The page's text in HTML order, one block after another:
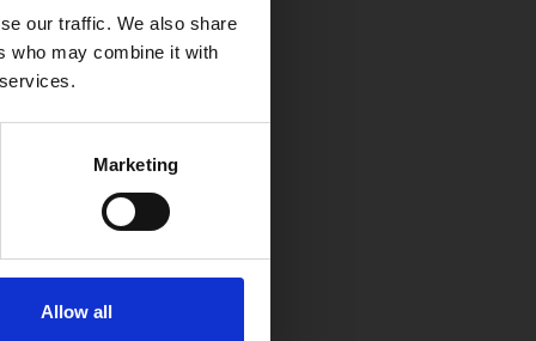
our traffic. We also share
who may combine it with
Marketing
Allow all